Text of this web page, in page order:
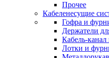
Прочее
Кабеленесущие
Гофра и
Держатели
Кабель-
Лотки и